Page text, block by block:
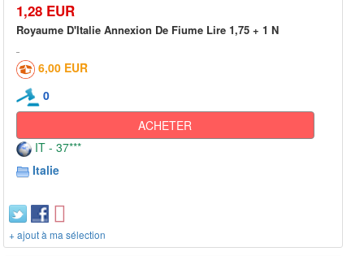
1,28 EUR
Royaume D'Italie Annexion De Fiume Lire 1,75 + 1 N
6,00 EUR
0
ACHETER
IT - 37***
Italie
+ ajout à ma sélection